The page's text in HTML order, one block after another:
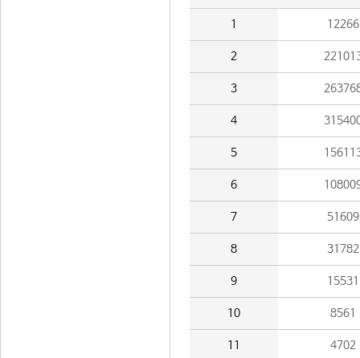
1 12266
2
3
4
5
6
7 51609
8 31782
9 15531
10 8561
11 4702